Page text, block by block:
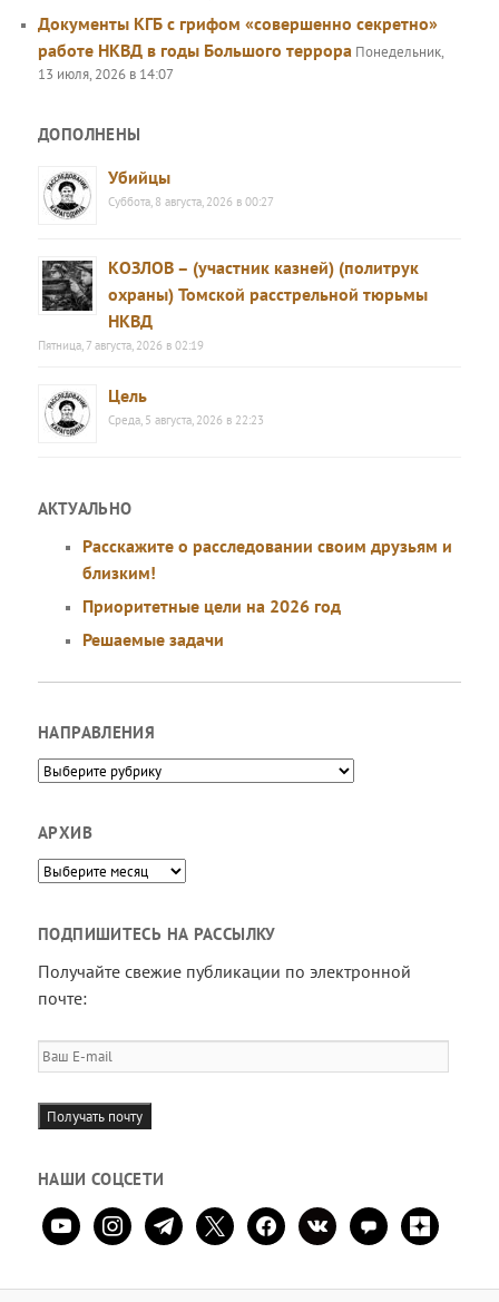
Документы КГБ с грифом «совершенно секретно»
работе НКВД в годы Большого террора Понедельник,
13 июля, 2026 в 14:07
ДОПОЛНЕНЫ
Убийцы
Суббота, 8 августа, 2026 в 00:27
КОЗЛОВ – (участник казней) (политрук
охраны) Томской расстрельной тюрьмы
НКВД
Пятница, 7 августа, 2026 в 02:19
Цель
Среда, 5 августа, 2026 в 22:23
АКТУАЛЬНО
Расскажите о расследовании своим друзьям и
близким!
Приоритетные цели на 2026 год
Решаемые задачи
НАПРАВЛЕНИЯ
Направления
АРХИВ
Архив
ПОДПИШИТЕСЬ НА РАССЫЛКУ
Получайте свежие публикации по электронной
почте:
Ваш
E-
mail
Получать почту
НАШИ СОЦСЕТИ
youtubeinstagramtelegram
x facebookvkontaktecomment
zen-
yandex